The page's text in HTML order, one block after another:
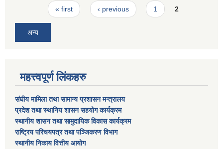
Pages« first ‹ previous 1 2
अन्य
महत्त्वपूर्ण लिंकहरु
संघीय मामिला तथा सामान्य प्रशासन मन्त्रालय
प्रदेश तथा स्थानिय शासन सहयोग कार्यक्रम
स्थानीय शासन तथा सामुदायिक विकास कार्यक्रम
राष्ट्रिय परिचयपत्र तथा पञ्जिकरण विभाग
स्थानीय निकाय वित्तीय आयोग